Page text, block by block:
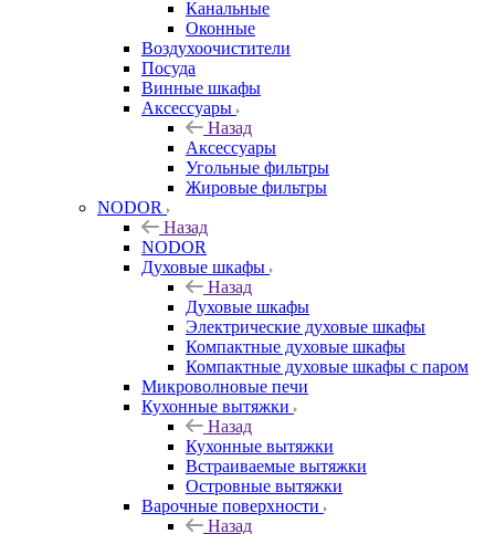
Канальные
Оконные
Воздухоочистители
Посуда
Винные шкафы
Аксессуары
Назад
Аксессуары
Угольные фильтры
Жировые фильтры
NODOR
Назад
NODOR
Духовые шкафы
Назад
Духовые шкафы
Электрические духовые шкафы
Компактные духовые шкафы
Компактные духовые шкафы с паром
Микроволновые печи
Кухонные вытяжки
Назад
Кухонные вытяжки
Встраиваемые вытяжки
Островные вытяжки
Варочные поверхности
Назад